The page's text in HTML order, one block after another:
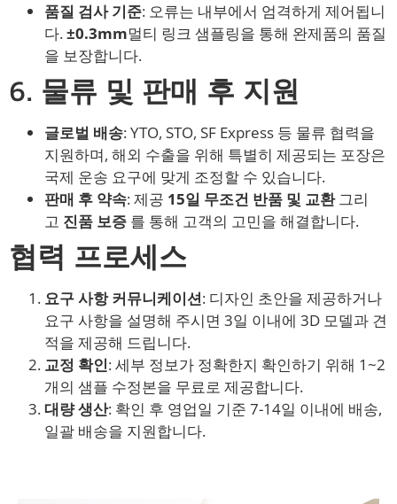
품질 검사 기준: 오류는 내부에서 엄격하게 제어됩니
다.±0.3mm멀티 링크 샘플링을 통해 완제품의 품질
을 보장합니다.
6. 물류 및 판매 후 지원
글로벌 배송: YTO, STO, SF Express 등 물류 협력을
지원하며, 해외 수출을 위해 특별히 제공되는 포장은
국제 운송 요구에 맞게 조정할 수 있습니다.
판매 후 약속: 제공 15일 무조건 반품 및 교환그리
고 진품 보증 를 통해 고객의 고민을 해결합니다.
협력 프로세스
요구 사항 커뮤니케이션: 디자인 초안을 제공하거나
요구 사항을 설명해 주시면 3일 이내에 3D 모델과 견
적을 제공해 드립니다.
교정 확인: 세부 정보가 정확한지 확인하기 위해 1~2
개의 샘플 수정본을 무료로 제공합니다.
대량 생산: 확인 후 영업일 기준 7-14일 이내에 배송,
일괄 배송을 지원합니다.